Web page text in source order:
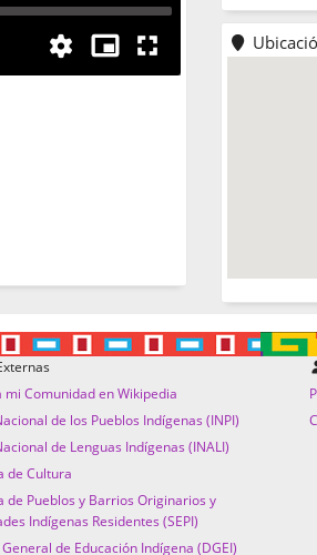
mi Comunidad en Wikipedia
de los Pueblos Indígenas (INPI)
de Lenguas Indígenas (INALI)
de Cultura
de Pueblos y Barrios Originarios y
Indígenas Residentes (SEPI)
de Educación Indígena (DGEI)